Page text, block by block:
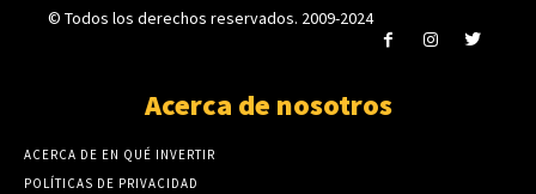
© Todos los derechos reservados. 2009-2024
Acerca de nosotros
ACERCA DE EN QUÉ INVERTIR
POLÍTICAS DE PRIVACIDAD